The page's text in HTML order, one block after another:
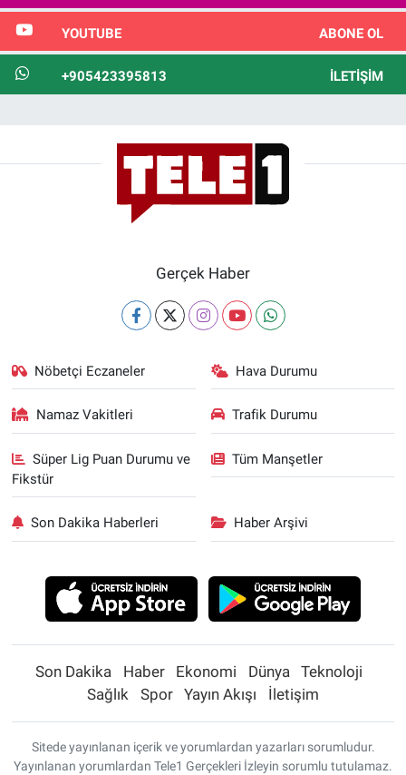
YOUTUBE ABONE OL
+905423395813 İLETIŞIM
Gerçek Haber
Nöbetçi Eczaneler Hava Durumu
Namaz Vakitleri Trafik Durumu
Süper Lig Puan Durumu ve
Fikstür
Tüm Manşetler
Son Dakika Haberleri Haber Arşivi
Son Dakika Haber Ekonomi Dünya
Teknoloji
Sağlık
Spor Yayın Akışı İletişim
Sitede yayınlanan içerik ve yorumlardan yazarları sorumludur.
Yayınlanan yorumlardan Tele1 Gerçekleri İzleyin sorumlu tutulamaz.